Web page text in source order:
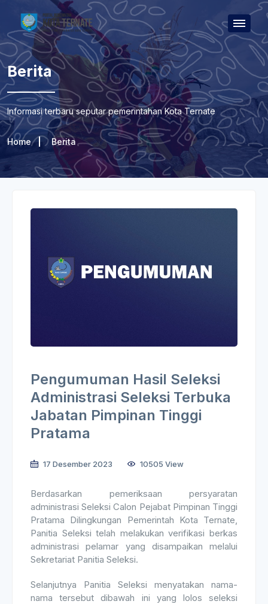
Berita
Informasi terbaru seputar pemerintahan Kota Ternate
Home Berita
Pengumuman Hasil Seleksi
Administrasi Seleksi Terbuka
Jabatan Pimpinan Tinggi
Pratama
17 Desember 2023 10505 View
Berdasarkan pemeriksaan persyaratan
administrasi Seleksi Calon Pejabat Pimpinan Tinggi
Pratama Dilingkungan Pemerintah Kota Ternate,
Panitia Seleksi telah melakukan verifikasi berkas
administrasi pelamar yang disampaikan melalui
Sekretariat Panitia Seleksi.
Selanjutnya Panitia Seleksi menyatakan nama-
nama tersebut dibawah ini yang lolos seleksi